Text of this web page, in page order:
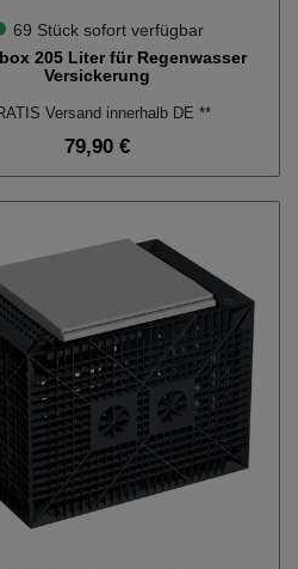
69 Stück sofort verfügbar
205 Liter für Regenwasser
Versickerung
Versand innerhalb DE **
79,90 €